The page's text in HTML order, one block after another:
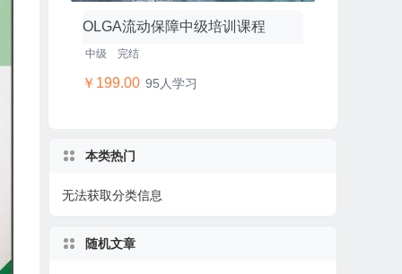
OLGA流动保障中级培训课程
中级 完结
￥199.00 95人学习
本类热门
无法获取分类信息
随机文章